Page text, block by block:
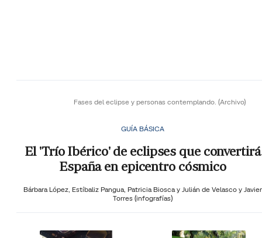
Fases del eclipse y personas contemplando. (Archivo)
GUÍA BÁSICA
El 'Trío Ibérico' de eclipses que convertirá
España en epicentro cósmico
Bárbara López, Estíbaliz Pangua, Patricia Biosca y Julián de Velasco y Javier
Torres (infografías)